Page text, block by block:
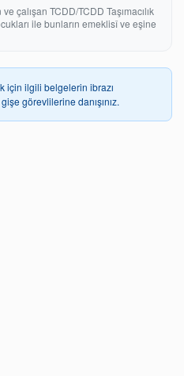
çalışan TCDD/TCDD Taşımacılık
ile bunların emeklisî ve eşine
için ilgili belgelerin ibrazı
görevlilerine danışınız.